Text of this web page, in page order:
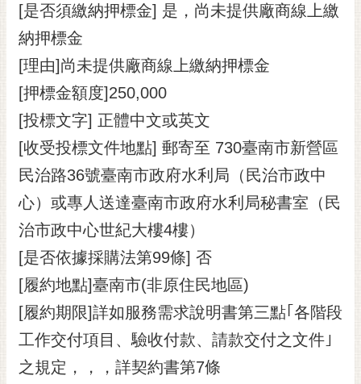
[是否須繳納押標金] 是，尚未提供廠商線上繳
納押標金
[理由]尚未提供廠商線上繳納押標金
[押標金額度]250,000
[投標文字] 正體中文或英文
[收受投標文件地點] 郵寄至 730臺南市新營區
民治路36號臺南市政府水利局（民治市政中
心）或專人送達臺南市政府水利局秘書室（民
治市政中心世紀大樓4樓）
[是否依據採購法第99條] 否
[履約地點]臺南市(非原住民地區)
[履約期限]詳如服務需求說明書第三點｢各階段
工作交付項目、驗收付款、請款交付之文件｣
之規定，，，詳契約書第7條